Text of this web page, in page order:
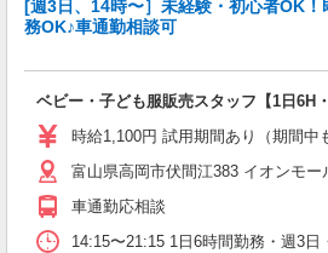
[週3日、14時〜］未経験・初心者OK！
務OK♪車通勤相談可
ベビー・子ども服販売スタッフ【1日6H
時給1,100円 試用期間あり（期間
富山県高岡市伏間江383 イオンモー
車通勤応相談
14:15〜21:15 1日6時間勤務・週